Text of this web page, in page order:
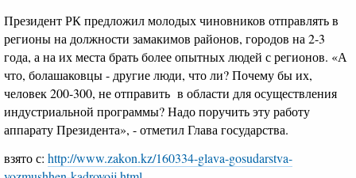
Президент РК предложил молодых чиновников отправлять в
регионы на должности замакимов районов, городов на 2-3
года, а на их места брать более опытных людей с регионов. «А
что, болашаковцы - другие люди, что ли? Почему бы их,
человек 200-300, не отправить в области для осуществления
индустриальной программы? Надо поручить эту работу
аппарату Президента», - отметил Глава государства.
взято с: http://www.zakon.kz/160334-glava-gosudarstva-